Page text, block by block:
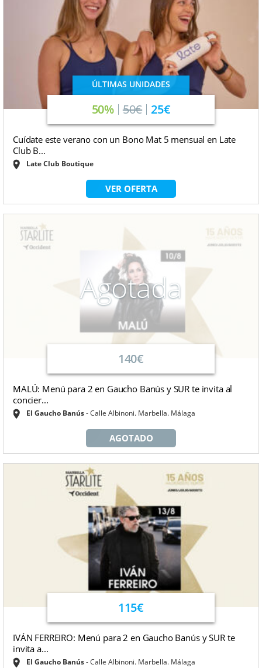
ÚLTIMAS UNIDADES
50% 50€ 25€
Cuídate este verano con un Bono Mat 5 mensual en Late
Club B...
Late Club Boutique
VER OFERTA
Agotada
140€
MALÚ: Menú para 2 en Gaucho Banús y SUR te invita al
concier...
El Gaucho Banús Calle Albinoni. Marbella. Málaga
AGOTADO
115€
IVÁN FERREIRO: Menú para 2 en Gaucho Banús y SUR te
invita a...
El Gaucho Banús Calle Albinoni. Marbella. Málaga